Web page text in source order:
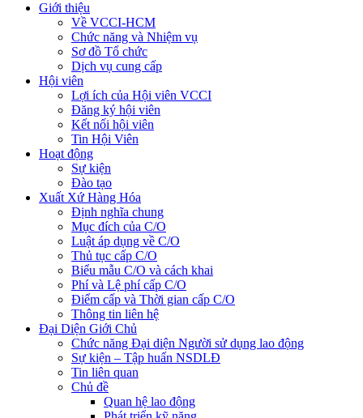
Giới thiệu
Về VCCI-HCM
Chức năng và Nhiệm vụ
Sơ đồ Tổ chức
Dịch vụ cung cấp
Hội viên
Lợi ích của Hội viên VCCI
Đăng ký hội viên
Kết nối hội viên
Tin Hội Viên
Hoạt động
Sự kiện
Đào tạo
Xuất Xứ Hàng Hóa
Định nghĩa chung
Mục đích của C/O
Luật áp dụng về C/O
Thủ tục cấp C/O
Biểu mẫu C/O và cách khai
Phí và Lệ phí cấp C/O
Điểm cấp và Thời gian cấp C/O
Thông tin liên hệ
Đại Diện Giới Chủ
Chức năng Đại diện Người sử dụng lao động
Sự kiện – Tập huấn NSDLĐ
Tin liên quan
Chủ đề
Quan hệ lao động